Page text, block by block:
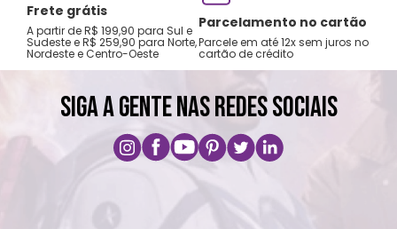
Frete grátis
A partir de R$ 199,90 para Sul e
Sudeste e R$ 259,90 para Norte,
Nordeste e Centro-Oeste
Parcelamento no cartão
Parcele em até 12x sem juros no
cartão de crédito
SIGA A GENTE NAS REDES SOCIAIS